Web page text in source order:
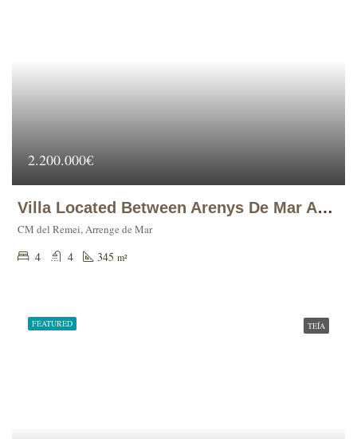
2.200.000€
Villa Located Between Arenys De Mar And Caldes D’Estrac
CM del Remei, Arrenge de Mar
4 4 345 m²
FEATURED TEÍA